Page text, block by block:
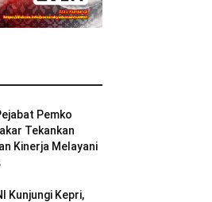
Pemko
Tekankan
Kinerja Melayani
Kunjungi Kepri,